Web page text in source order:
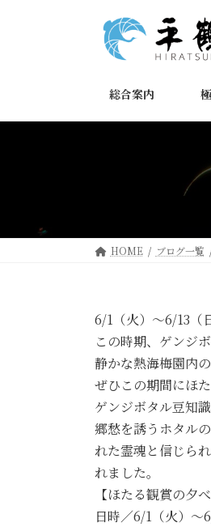
ス
ン
総合案内
HOME ブログ一覧
6/1（火）～6/13（
この時期、ゲンジ
静かな熱海梅園内
ぜひこの期間にほ
ゲンジボタル豆知識
郷愁を誘うホタル
れた霊魂と信じら
れました。
【ほたる観賞の夕べ
日時／6/1（火）